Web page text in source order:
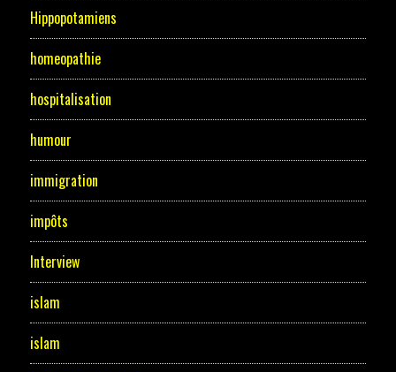
Hippopotamiens
homeopathie
hospitalisation
humour
immigration
impôts
Interview
islam
islam